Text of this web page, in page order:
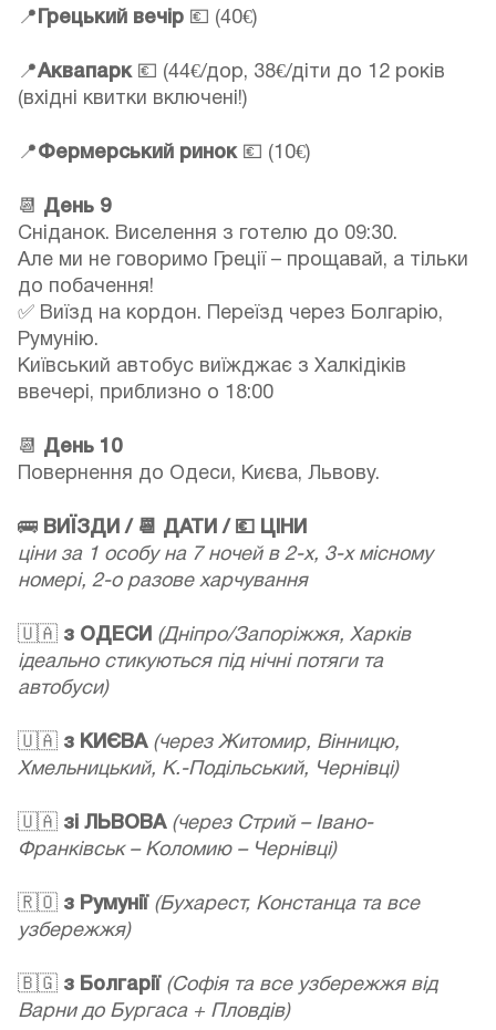
📍 Грецький вечір 💶 (40€)
📍Аквапарк💶 (44€/дор, 38€/діти до 12 років
(вхідні квитки включені!)
📍Фермерський ринок💶 (10€)
📆 День 9
Сніданок. Виселення з готелю до 09:30.
Але ми не говоримо Греції – прощавай, а тільки
до побачення!
✅ Виїзд на кордон. Переїзд через Болгарію,
Румунію.
Київський автобус виїжджає з Халкідіків
ввечері, приблизно о 18:00
📆 День 10
Повернення до Одеси, Києва, Львову.
🚌 ВИЇЗДИ / 📆 ДАТИ / 💶 ЦІНИ
ціни за 1 особу на 7 ночей в 2-х, 3-х місному
номері, 2-о разове харчування
🇺🇦 з ОДЕСИ (Дніпро/Запоріжжя, Харків
ідеально стикуються під нічні потяги та
автобуси)
🇺🇦 з КИЄВА (через Житомир, Вінницю,
Хмельницький, К.-Подільський, Чернівці)
🇺🇦 зі ЛЬВОВА (через Стрий – Івано-
Франківськ – Коломию – Чернівці)
🇷🇴 з Румунії (Бухарест, Констанца та все
узбережжя)
🇧🇬 з Болгарії (Софія та все узбережжя від
Варни до Бургаса + Пловдів)